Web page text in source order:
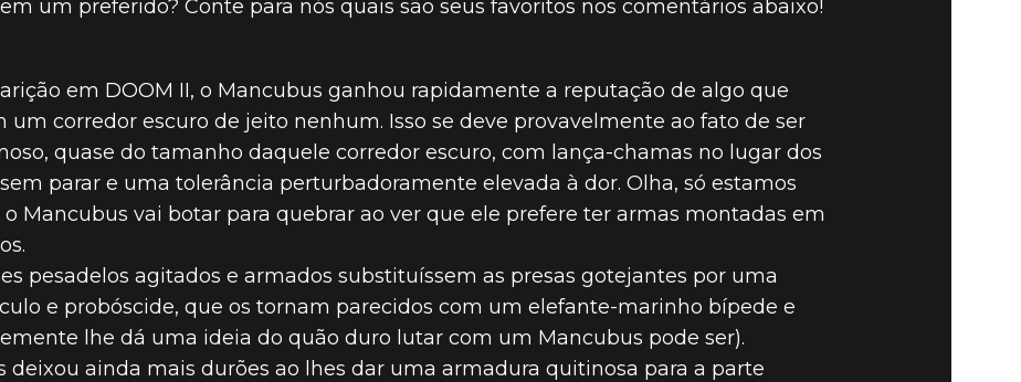
PRINCIPAIS DEMÔNIOS
- 3. O MANCUBUS
um preferido? Conte para nós quais são seus favoritos nos comentários abaixo!
em DOOM II, o Mancubus ganhou rapidamente a reputação de algo que
um corredor escuro de jeito nenhum. Isso se deve provavelmente ao fato de ser
quase do tamanho daquele corredor escuro, com lança-chamas no lugar dos
parar e uma tolerância perturbadoramente elevada à dor. Olha, só estamos
Mancubus vai botar para quebrar ao ver que ele prefere ter armas montadas em
pesadelos agitados e armados substituíssem as presas gotejantes por uma
e probóscide, que os tornam parecidos com um elefante-marinho bípede e
lhe dá uma ideia do quão duro lutar com um Mancubus pode ser).
deixou ainda mais durões ao lhes dar uma armadura quitinosa para a parte